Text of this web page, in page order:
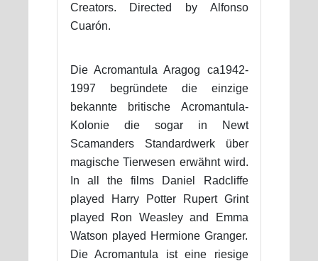
Creators. Directed by Alfonso
Cuarón.
Die Acromantula Aragog ca1942-
1997 begründete die einzige
bekannte britische Acromantula-
Kolonie die sogar in Newt
Scamanders Standardwerk über
magische Tierwesen erwähnt wird.
In all the films Daniel Radcliffe
played Harry Potter Rupert Grint
played Ron Weasley and Emma
Watson played Hermione Granger.
Die Acromantula ist eine riesige